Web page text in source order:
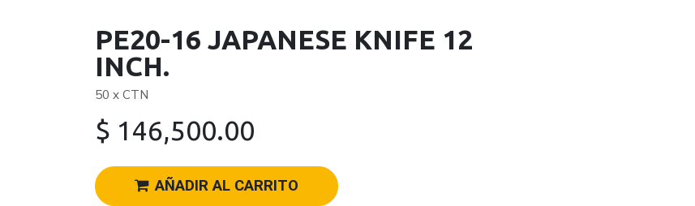
PE20-16 JAPANESE KNIFE 12
INCH.
50 x CTN
$ 146,500.00
AÑADIR AL CARRITO